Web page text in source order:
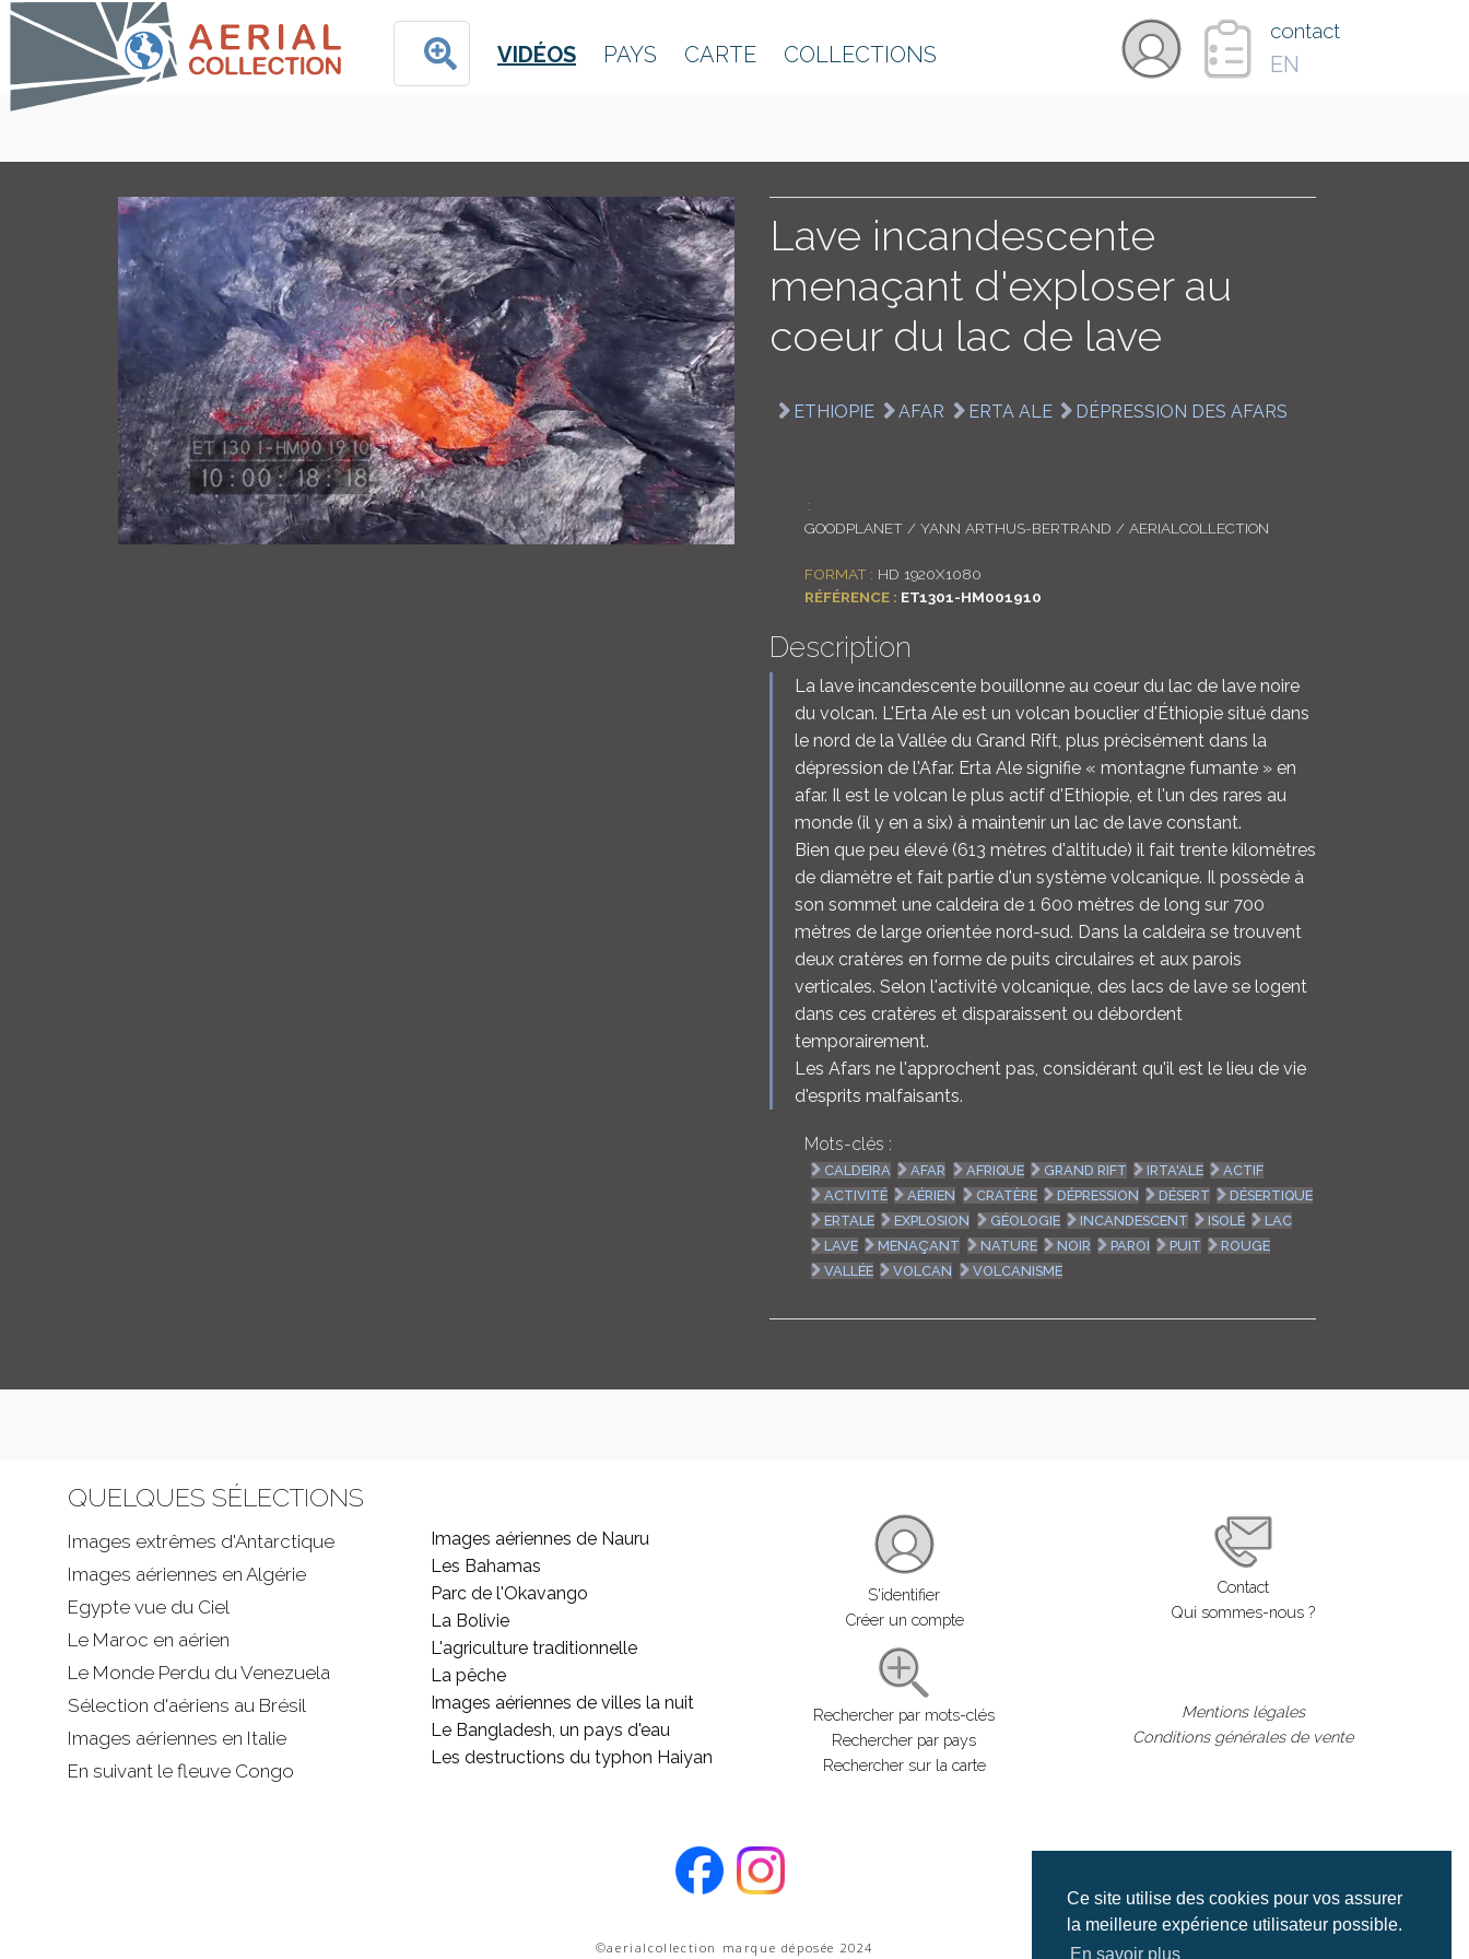
Ce site utilise des cookies pour vos assurer
la meilleure expérience utilisateur possible.
En savoir plus
VIDÉOS PAYS CARTE COLLECTIONS
contact
EN
Lave incandescente
menaçant d'exploser au
coeur du lac de lave
ETHIOPIE AFAR ERTA ALE DÉPRESSION DES AFARS
:
GOODPLANET / YANN ARTHUS-BERTRAND / AERIALCOLLECTION
FORMAT : HD 1920X1080
RÉFÉRENCE : ET1301-HM001910
Description
La lave incandescente bouillonne au coeur du lac de lave noire
du volcan. L'Erta Ale est un volcan bouclier d'Éthiopie situé dans
le nord de la Vallée du Grand Rift, plus précisément dans la
dépression de l'Afar. Erta Ale signifie « montagne fumante » en
afar. Il est le volcan le plus actif d'Ethiopie, et l'un des rares au
monde (il y en a six) à maintenir un lac de lave constant.
Bien que peu élevé (613 mètres d'altitude) il fait trente kilomètres
de diamètre et fait partie d'un système volcanique. Il possède à
son sommet une caldeira de 1 600 mètres de long sur 700
mètres de large orientée nord-sud. Dans la caldeira se trouvent
deux cratères en forme de puits circulaires et aux parois
verticales. Selon l'activité volcanique, des lacs de lave se logent
dans ces cratères et disparaissent ou débordent
temporairement.
Les Afars ne l'approchent pas, considérant qu'il est le lieu de vie
d'esprits malfaisants.
Mots-clés :
CALDEIRA AFAR AFRIQUE GRAND RIFT IRTA'ALE
ACTIF
ACTIVITÉ
AÉRIEN CRATÈRE DÉPRESSION DÉSERT
DÉSERTIQUE
ERTALE
EXPLOSION GÉOLOGIE INCANDESCENT ISOLÉ
LAC
LAVE
MENAÇANT NATURE NOIR PAROI PUIT
ROUGE
VALLÉE
VOLCAN VOLCANISME
QUELQUES SÉLECTIONS
Images extrêmes d'Antarctique
Images aériennes en Algérie
Egypte vue du Ciel
Le Maroc en aérien
Le Monde Perdu du Venezuela
Sélection d'aériens au Brésil
Images aériennes en Italie
En suivant le fleuve Congo
Images aériennes de Nauru
Les Bahamas
Parc de l'Okavango
La Bolivie
L'agriculture traditionnelle
La pêche
Images aériennes de villes la nuit
Le Bangladesh, un pays d'eau
Les destructions du typhon Haiyan
S'identifier
Créer un compte
Rechercher par mots-clés
Rechercher par pays
Rechercher sur la carte
Contact
Qui sommes-nous ?
Mentions légales
Conditions générales de vente
©aerialcollection marque déposée 2024